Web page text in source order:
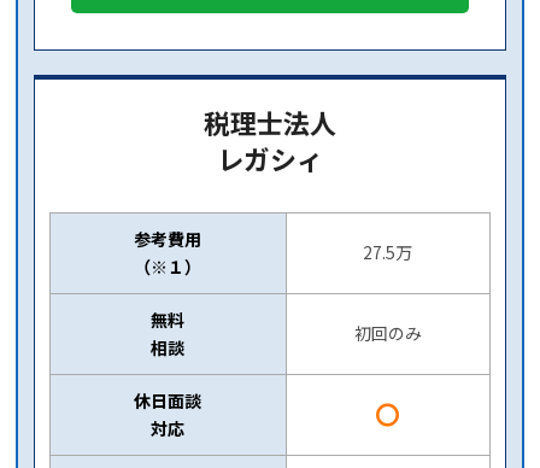
税理士法人
レガシィ
参考費用
（※１）
27.5万
無料
相談
初回のみ
休日面談
対応
〇